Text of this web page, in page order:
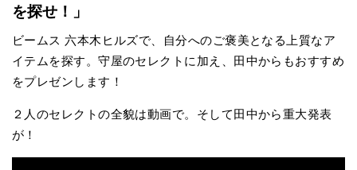
を探せ！」
ビームス 六本木ヒルズで、自分へのご褒美となる上質なア
イテムを探す。守屋のセレクトに加え、田中からもおすすめ
をプレゼンします！
２人のセレクトの全貌は動画で。そして田中から重大発表
が！